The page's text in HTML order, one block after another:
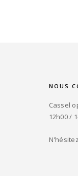
NOUS
Cassel
12h00 /